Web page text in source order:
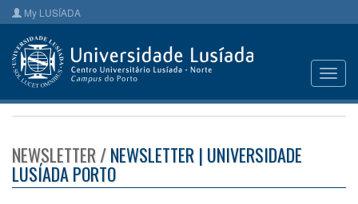
My LUSÍADA
NEWSLETTER /NEWSLETTER | UNIVERSIDADE
LUSÍADA PORTO